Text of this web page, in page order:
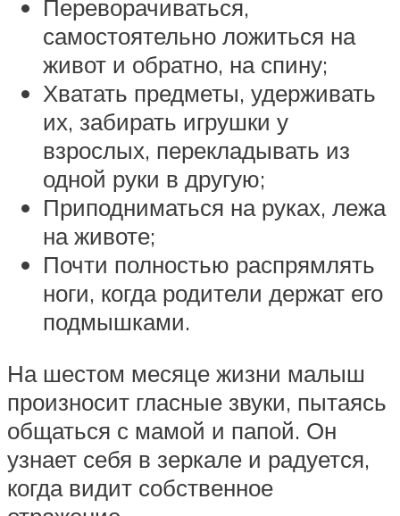
Переворачиваться,
самостоятельно ложиться на
живот и обратно, на спину;
Хватать предметы, удерживать
их, забирать игрушки у
взрослых, перекладывать из
одной руки в другую;
Приподниматься на руках, лежа
на животе;
Почти полностью распрямлять
ноги, когда родители держат его
подмышками.
На шестом месяце жизни малыш
произносит гласные звуки, пытаясь
общаться с мамой и папой. Он
узнает себя в зеркале и радуется,
когда видит собственное